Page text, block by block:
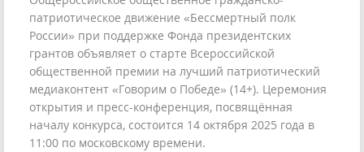
патриотическое движение «Бессмертный полк
России» при поддержке Фонда президентских
грантов объявляет о старте Всероссийской
общественной премии на лучший патриотический
медиаконтент «Говорим о Победе» (14+). Церемония
открытия и пресс-конференция, посвящённая
началу конкурса, состоится 14 октября 2025 года в
11:00 по московскому времени.